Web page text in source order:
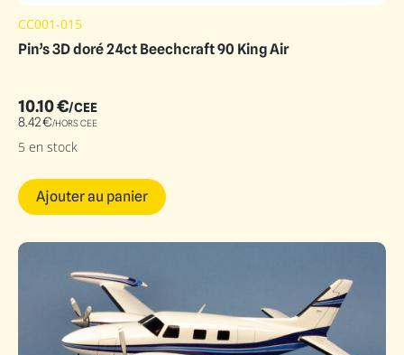
CC001-015
Pin’s 3D doré 24ct Beechcraft 90 King Air
10.10€/CEE
8.42€/HORS CEE
5 en stock
Ajouter au panier